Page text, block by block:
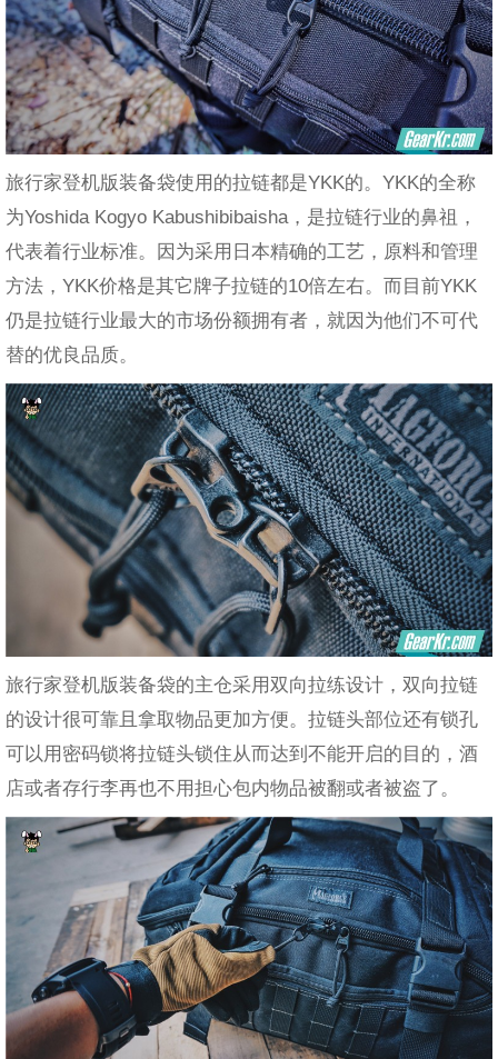
旅行家登机版装备袋使用的拉链都是YKK的。YKK的全称
为Yoshida Kogyo Kabushibibaisha，是拉链行业的鼻祖，
代表着行业标准。因为采用日本精确的工艺，原料和管理
方法，YKK价格是其它牌子拉链的10倍左右。而目前YKK
仍是拉链行业最大的市场份额拥有者，就因为他们不可代
替的优良品质。
旅行家登机版装备袋的主仓采用双向拉练设计，双向拉链
的设计很可靠且拿取物品更加方便。拉链头部位还有锁孔
可以用密码锁将拉链头锁住从而达到不能开启的目的，酒
店或者存行李再也不用担心包内物品被翻或者被盗了。